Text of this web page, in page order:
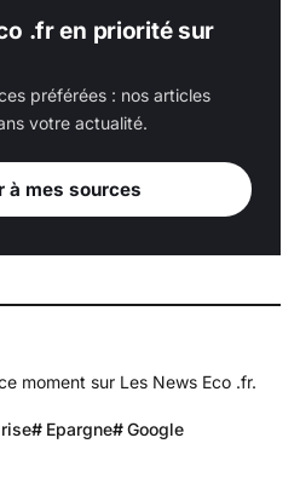
.fr en priorité sur
préférées : nos articles
votre actualité.
à mes sources
moment sur Les News Eco .fr.
Epargne Google